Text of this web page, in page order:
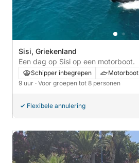
Sisi, Griekenland
Een dag op Sisi op een motorboot.
Schipper inbegrepen
Motorboot
9 uur · Voor groepen tot 8 personen
Flexibele annulering